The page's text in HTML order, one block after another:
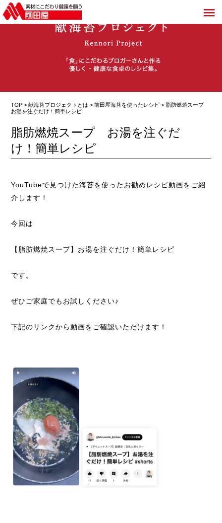
TOP >献海苔プロジェクトとは >前田屋海苔を使ったレシピ> 脂肪燃焼スープ
お湯を注ぐだけ！簡単レシピ
脂肪燃焼スープ お湯を注ぐだ
け！簡単レシピ
YouTubeで見つけた海苔を使ったお勧めレシピ動画をご紹
介します！
今回は
【脂肪燃焼スープ】お湯を注ぐだけ！簡単レシピ
です。
ぜひご家庭でもお試しください♪
下記のリンクから動画をご確認いただけます！